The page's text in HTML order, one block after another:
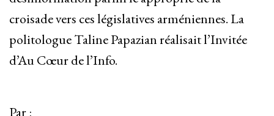
croisade vers ces législatives arméniennes. La
politologue Taline Papazian réalisait l’Invitée
d’Au Cœur de l’Info.
Par :